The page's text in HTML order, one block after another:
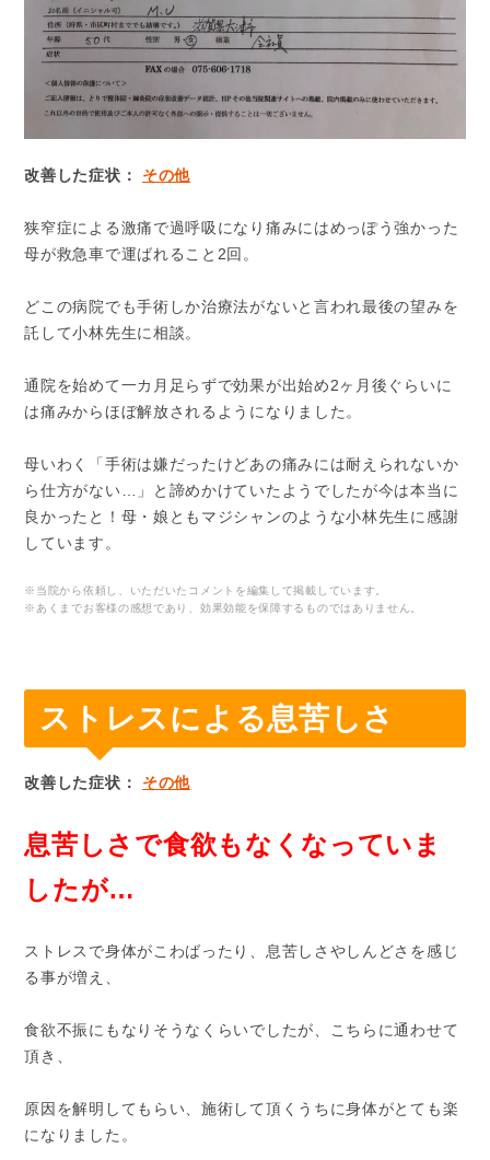
改善した症状： その他
狭窄症による激痛で過呼吸になり痛みにはめっぽう強かった
母が救急車で運ばれること2回。
どこの病院でも手術しか治療法がないと言われ最後の望みを
託して小林先生に相談。
通院を始めて一カ月足らずで効果が出始め2ヶ月後ぐらいに
は痛みからほぼ解放されるようになりました。
母いわく「手術は嫌だったけどあの痛みには耐えられないか
ら仕方がない…」と諦めかけていたようでしたが今は本当に
良かったと！母・娘ともマジシャンのような小林先生に感謝
しています。
※当院から依頼し、いただいたコメントを編集して掲載しています。
※あくまでお客様の感想であり、効果効能を保障するものではありません。
ストレスによる息苦しさ
改善した症状： その他
息苦しさで食欲もなくなっていま
したが…
ストレスで身体がこわばったり、息苦しさやしんどさを感じ
る事が増え、
食欲不振にもなりそうなくらいでしたが、こちらに通わせて
頂き、
原因を解明してもらい、施術して頂くうちに身体がとても楽
になりました。